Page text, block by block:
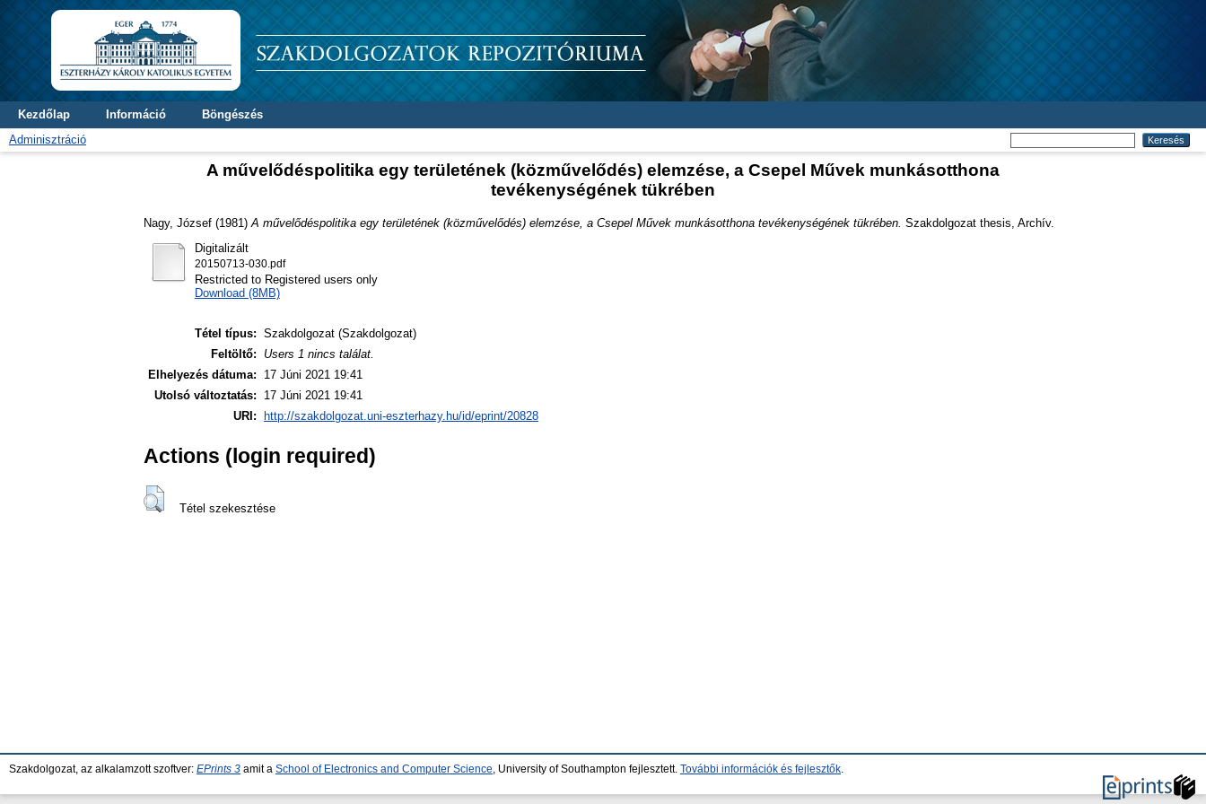
Kezdőlap Információ
Böngészés
Adminisztráció
A művelődéspolitika egy területének (közművelődés) elemzése, a Csepel Művek munkásotthona
tevékenységének tükrében
Nagy, József (1981) A művelődéspolitika egy területének (közművelődés) elemzése, a Csepel Művek munkásotthona tevékenységének tükrében. Szakdolgozat thesis, Archív.
Digitalizált
20150713-030.pdf
Restricted to Registered users only
Download (8MB)
Tétel típus: Szakdolgozat (Szakdolgozat)
Feltöltő:
Users 1 nincs találat.
Elhelyezés dátuma:
17 Júni 2021 19:41
Utolsó változtatás:
17 Júni 2021 19:41
URI:
http://szakdolgozat.uni-eszterhazy.hu/id/eprint/20828
Actions (login required)
Tétel szekesztése
Szakdolgozat, az alkalamzott szoftver: EPrints 3 amit a School of Electronics and Computer Science , University of Southampton fejlesztett. További információk és fejlesztők